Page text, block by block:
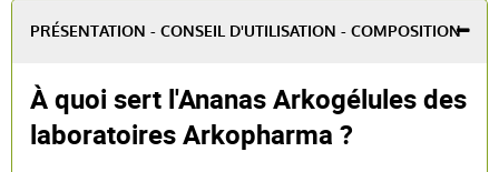
PRÉSENTATION - CONSEIL D'UTILISATION - COMPOSITION
À quoi sert l'Ananas Arkogélules des
laboratoires Arkopharma ?